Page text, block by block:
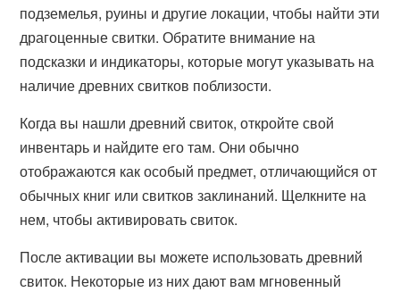
подземелья, руины и другие локации, чтобы найти эти
драгоценные свитки. Обратите внимание на
подсказки и индикаторы, которые могут указывать на
наличие древних свитков поблизости.
Когда вы нашли древний свиток, откройте свой
инвентарь и найдите его там. Они обычно
отображаются как особый предмет, отличающийся от
обычных книг или свитков заклинаний. Щелкните на
нем, чтобы активировать свиток.
После активации вы можете использовать древний
свиток. Некоторые из них дают вам мгновенный